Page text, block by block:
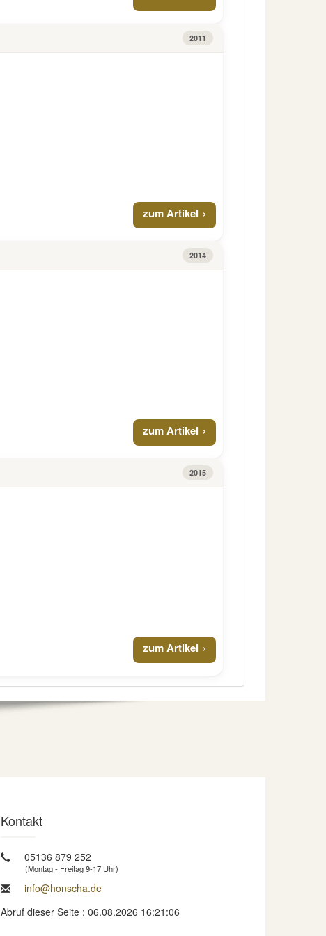
2011
zum Artikel
2014
zum Artikel
2015
zum Artikel
Kontakt
05136 879 252
(Montag - Freitag 9-17 Uhr)
info@honscha.de
Abruf dieser Seite : 06.08.2026 16:21:06